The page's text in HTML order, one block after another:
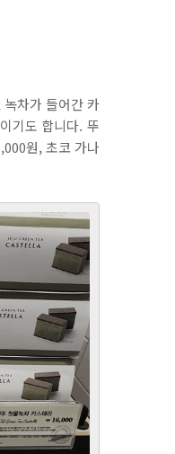
차가 들어간 카
기도 합니다. 뚜
원, 초코 가나